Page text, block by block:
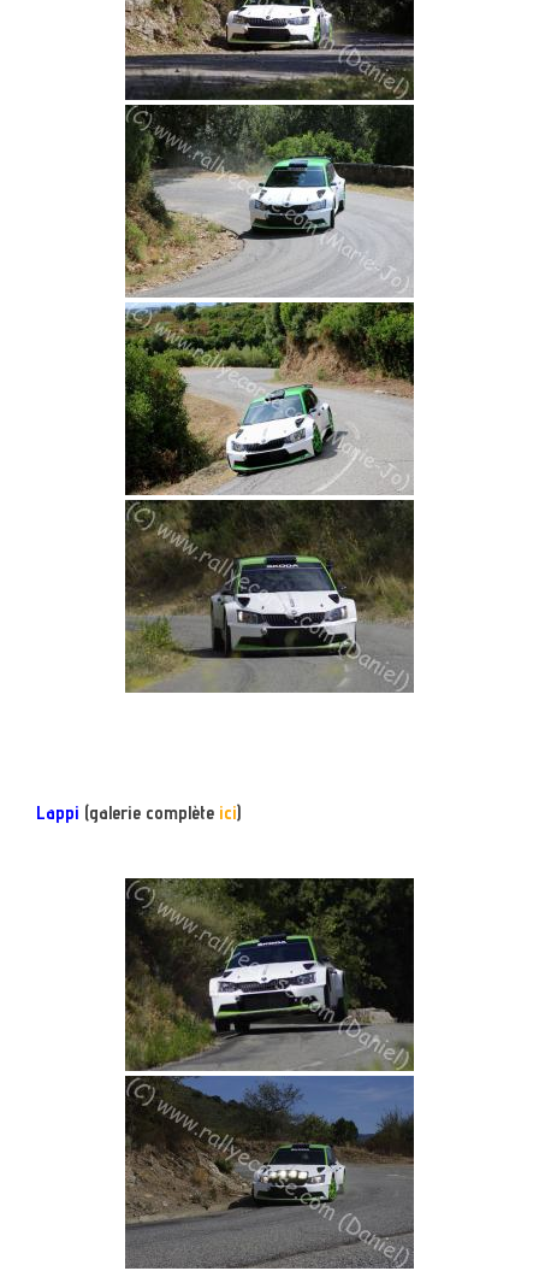
Lappi (galerie complète ici)